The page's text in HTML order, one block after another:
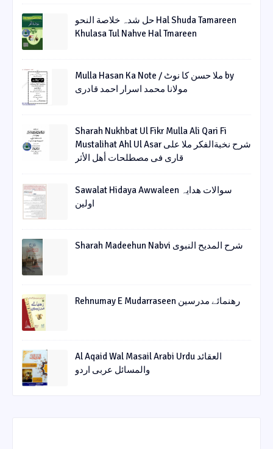
حل شدہ خلاصة النحو Hal Shuda Tamareen
Khulasa Tul Nahve Hal Tmareen
Mulla Hasan Ka Note / ملا حسن کا نوٹ by
مولانا محمد اسرار احمد قادری
Sharah Nukhbat Ul Fikr Mulla Ali Qari Fi
Mustalihat Ahl Ul Asar شرح نخبةالفکر ملا علی
قاری فی مصطلحات أھل الأثر
Sawalat Hidaya Awwaleen سوالات ھدایہ
اولین
Sharah Madeehun Nabvi شرح المدیح النبوی
Rehnumay E Mudarraseen رهنمائے مدرسین
Al Aqaid Wal Masail Arabi Urdu العقائد
والمسائل عربی اردو